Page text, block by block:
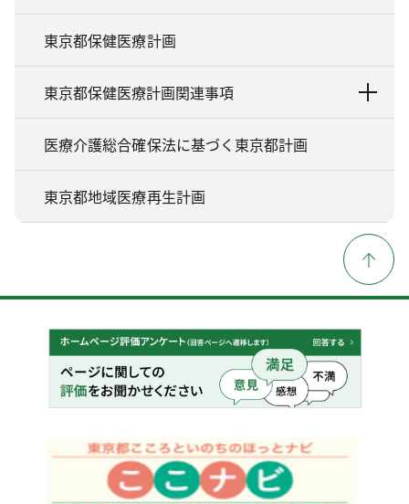
東京都保健医療計画
東京都保健医療計画関連事項
医療介護総合確保法に基づく東京都計画
東京都地域医療再生計画